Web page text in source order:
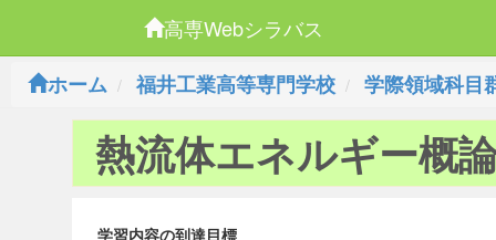
高専Webシラバス
ホーム
福井工業高等専門学校 学際領域科目
熱流体エネルギー概
学習内容の到達目標